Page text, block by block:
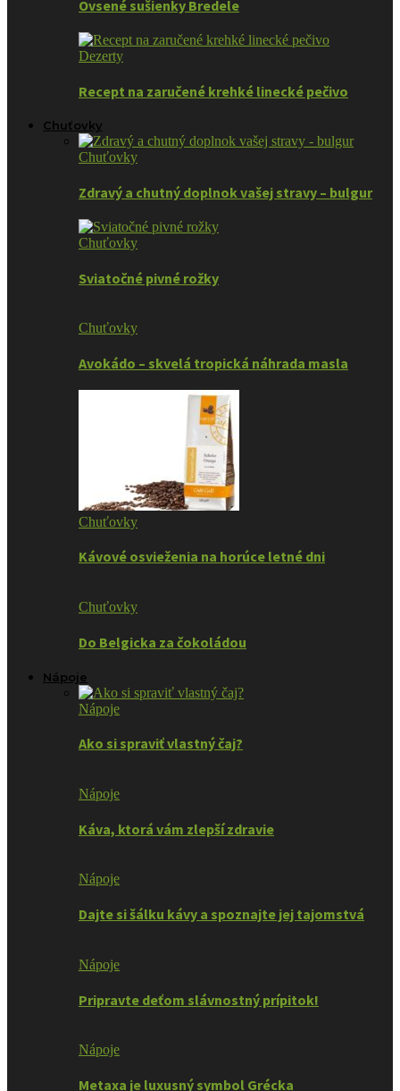
Ovsené sušienky Bredele
Dezerty
Recept na zaručené krehké linecké pečivo
Chuťovky
Chuťovky
Zdravý a chutný doplnok vašej stravy – bulgur
Chuťovky
Sviatočné pivné rožky
Chuťovky
Avokádo – skvelá tropická náhrada masla
Chuťovky
Kávové osvieženia na horúce letné dni
Chuťovky
Do Belgicka za čokoládou
Nápoje
Nápoje
Ako si spraviť vlastný čaj?
Nápoje
Káva, ktorá vám zlepší zdravie
Nápoje
Dajte si šálku kávy a spoznajte jej tajomstvá
Nápoje
Pripravte deťom slávnostný prípitok!
Nápoje
Metaxa je luxusný symbol Grécka